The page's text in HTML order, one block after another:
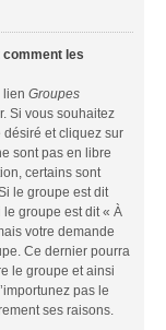
comment les
lien Groupes
Si vous souhaitez
et cliquez sur
sont pas en libre
certains sont
le groupe est dit
groupe est dit « À
votre demande
Ce dernier pourra
le groupe et ainsi
pas le
ses raisons.